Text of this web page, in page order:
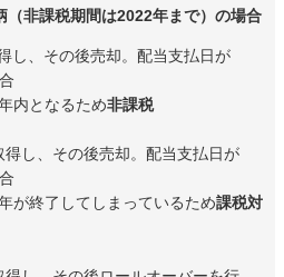
非課税期間は2022年まで）の場合
し、その後売却。配当支払日が
内となるため非課税
し、その後売却。配当支払日が
が終了してしまっているため課税対